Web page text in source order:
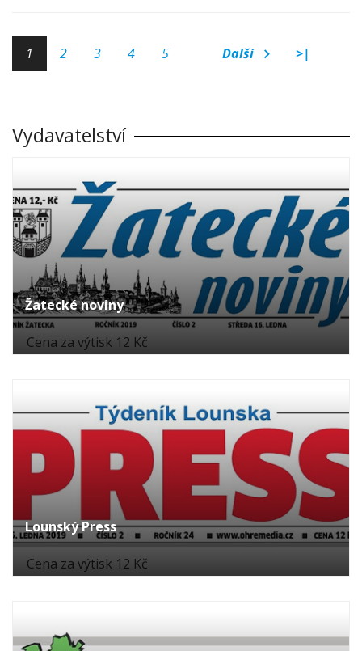
1 2 3 4 5 Další >|
Vydavatelství
Žatecké noviny
Cena za výtisk 12 Kč
Lounský Press
Cena za výtisk 12 Kč